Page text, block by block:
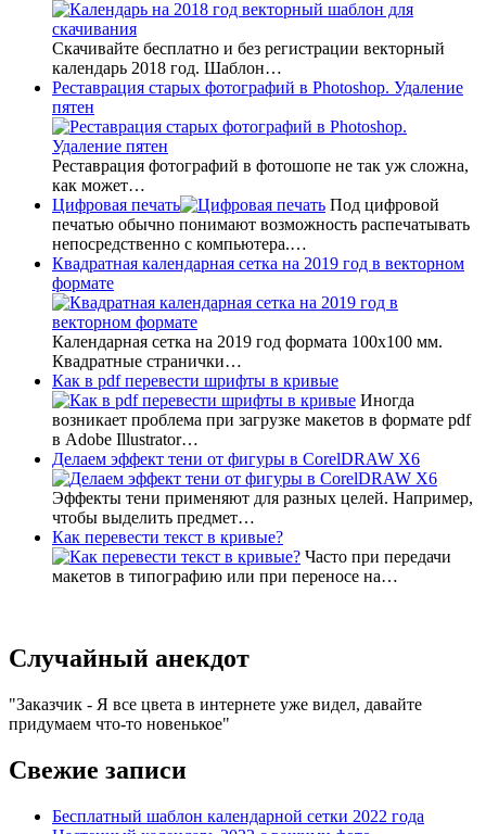
Скачивайте бесплатно и без регистрации векторный
календарь 2018 год. Шаблон…
Реставрация старых фотографий в Photoshop. Удаление
пятен
Реставрация фотографий в фотошопе не так уж сложна,
как может…
Цифровая печать
Под цифровой
печатью обычно понимают возможность распечатывать
непосредственно с компьютера.…
Квадратная календарная сетка на 2019 год в векторном
формате
Календарная сетка на 2019 год формата 100х100 мм.
Квадратные странички…
Как в pdf перевести шрифты в кривые
Иногда
возникает проблема при загрузке макетов в формате pdf
в Adobe Illustrator…
Делаем эффект тени от фигуры в CorelDRAW X6
Эффекты тени применяют для разных целей. Например,
чтобы выделить предмет…
Как перевести текст в кривые?
Часто при передачи
макетов в типографию или при переносе на…
Случайный анекдот
Заказчик - Я все цвета в интернете уже видел, давайте
придумаем что-то новенькое
Свежие записи
Бесплатный шаблон календарной сетки 2022 года